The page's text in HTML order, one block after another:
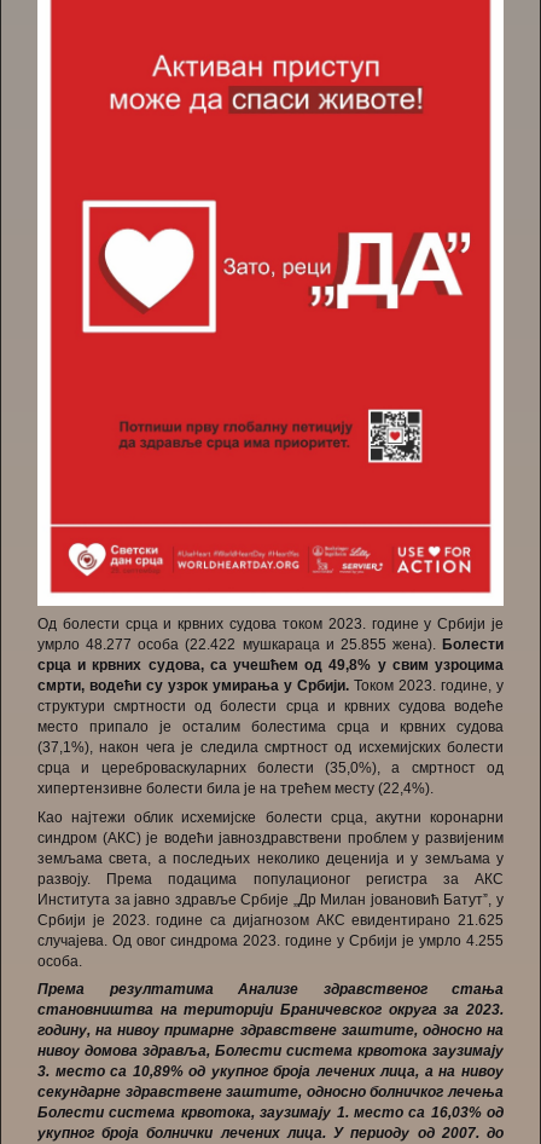
Од болести срца и крвних судова током 2023. године у Србији је
умрло 48.277 особа (22.422 мушкараца и 25.855 жена). Болести
срца и крвних судова, са учешћем од 49,8% у свим узроцима
смрти, водећи су узрок умирања у Србији. Током 2023. године, у
структури смртности од болести срца и крвних судова водеће
место припало је осталим болестима срца и крвних судова
(37,1%), након чега је следила смртност од исхемијских болести
срца и цереброваскуларних болести (35,0%), а смртност од
хипертензивне болести била је на трећем месту (22,4%).
Као најтежи облик исхемијске болести срца, акутни коронарни
синдром (АКС) је водећи јавноздравствени проблем у развијеним
земљама света, а последњих неколико деценија и у земљама у
развоју. Према подацима популационог регистра за АКС
Института за јавно здравље Србије „Др Милан јовановић Батутˮ, у
Србији је 2023. године са дијагнозом АКС евидентирано 21.625
случајева. Од овог синдрома 2023. године у Србији је умрло 4.255
особа.
Према резултатима Анализе здравственог стања
становништва на територији Браничевског округа за 2023.
годину, на нивоу примарне здравствене заштите, односно на
нивоу домова здравља, Болести система крвотока заузимају
3. место са 10,89% од укупног броја лечених лица, а на нивоу
секундарне здравствене заштите, односно болничког лечења
Болести система крвотока, заузимају 1. место са 16,03% од
укупног броја болнички лечених лица. У периоду од 2007. до